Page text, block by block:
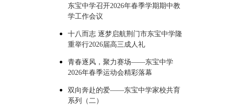
东宝中学召开2026年春季学期期中教
学工作会议
十八而志 逐梦启航荆门市东宝中学隆
重举行2026届高三成人礼
青春逐风，聚力赛场——东宝中学
2026年春季运动会精彩落幕
双向奔赴的爱——东宝中学家校共育
系列（二）